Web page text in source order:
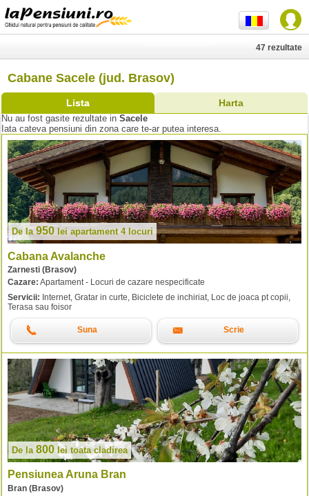
Cabane Sacele (jud. Brasov)
Lista Harta
47 rezultate
Nu au fost gasite rezultate in Sacele
Iata cateva pensiuni din zona care te-ar putea interesa.
De la950 lei apartament 4 locuri
Cabana Avalanche
Zarnesti (Brasov)
Cazare: Apartament - Locuri de cazare nespecificate
Servicii: Internet, Gratar in curte, Biciclete de inchiriat, Loc de joaca pt copii,
Terasa sau foisor
Suna Scrie
De la 800 lei toata cladirea
Pensiunea Aruna Bran
Bran (Brasov)